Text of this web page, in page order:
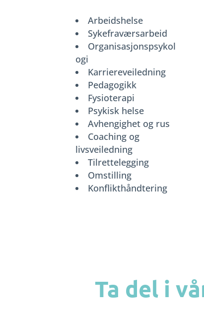
Arbeidshelse
Sykefraværsarbeid
Organisasjonspsykol
ogi
Karriereveiledning
Pedagogikk
Fysioterapi
Psykisk helse
Avhengighet og rus
Coaching og
livsveiledning
Tilrettelegging
Omstilling
Konflikthåndtering
Ta del i